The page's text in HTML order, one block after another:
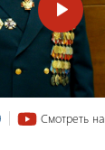
Смотреть на